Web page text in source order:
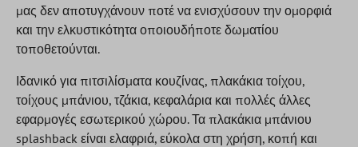
μας δεν αποτυγχάνουν ποτέ να ενισχύσουν την ομορφιά
και την ελκυστικότητα οποιουδήποτε δωματίου
τοποθετούνται.
Ιδανικό για πιτσιλίσματα κουζίνας, πλακάκια τοίχου,
τοίχους μπάνιου, τζάκια, κεφαλάρια και πολλές άλλες
εφαρμογές εσωτερικού χώρου. Τα πλακάκια μπάνιου
splashback είναι ελαφριά, εύκολα στη χρήση, κοπή και